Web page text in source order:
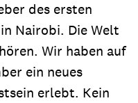
des ersten
Nairobi. Die Welt
Wir haben auf
ein neues
erlebt. Kein